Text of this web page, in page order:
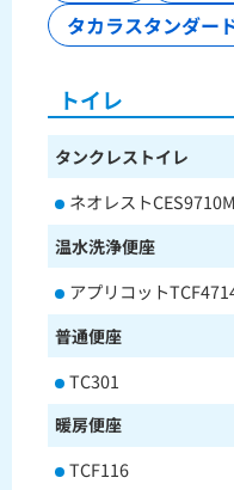
タカラスタンダー
トイレ
タンクレストイレ
ネオレストCES9710M
温水洗浄便座
アプリコット
普通便座
TC301
暖房便座
TCF116